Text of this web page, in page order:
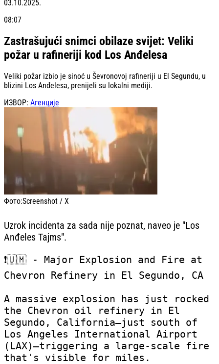
03.10.2025.
08:07
Zastrašujući snimci obilaze svijet: Veliki
požar u rafineriji kod Los Anđelesa
Veliki požar izbio je sinoć u Ševronovoj rafineriji u El Segundu, u
blizini Los Anđelesa, prenijeli su lokalni mediji.
ИЗВОР: Агенције
Фото:Screenshot / X
Uzrok incidenta za sada nije poznat, naveo je "Los
Anđeles Tajms".
❗️🇺🇲 - Major Explosion and Fire at
Chevron Refinery in El Segundo, CA
A massive explosion has just rocked
the Chevron oil refinery in El
Segundo, California—just south of
Los Angeles International Airport
(LAX)—triggering a large-scale fire
that's visible for miles.